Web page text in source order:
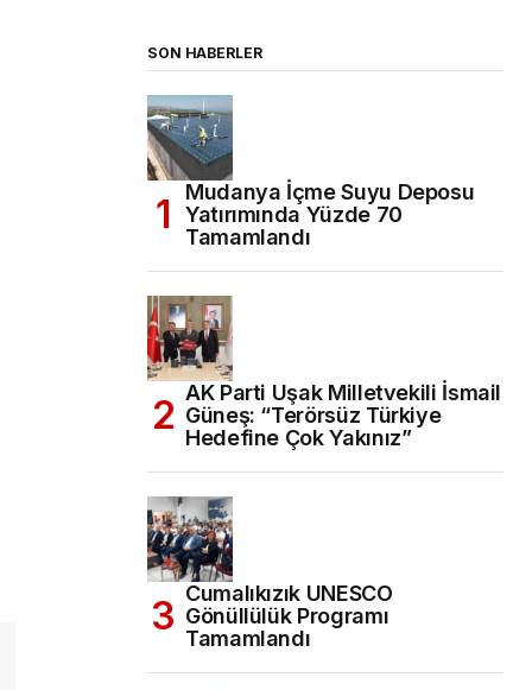
SON HABERLER
Mudanya İçme Suyu Deposu
Yatırımında Yüzde 70
Tamamlandı
AK Parti Uşak Milletvekili İsmail
Güneş: “Terörsüz Türkiye
Hedefine Çok Yakınız”
Cumalıkızık UNESCO
Gönüllülük Programı
Tamamlandı